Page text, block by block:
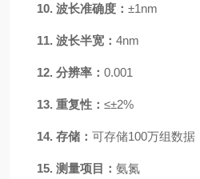
10. 波长准确度： ±1nm
11. 波长半宽： 4nm
12. 分辨率： 0.001
13. 重复性： ≤±2%
14. 存储： 可存储100万组数据
15. 测量项目： 氨氮